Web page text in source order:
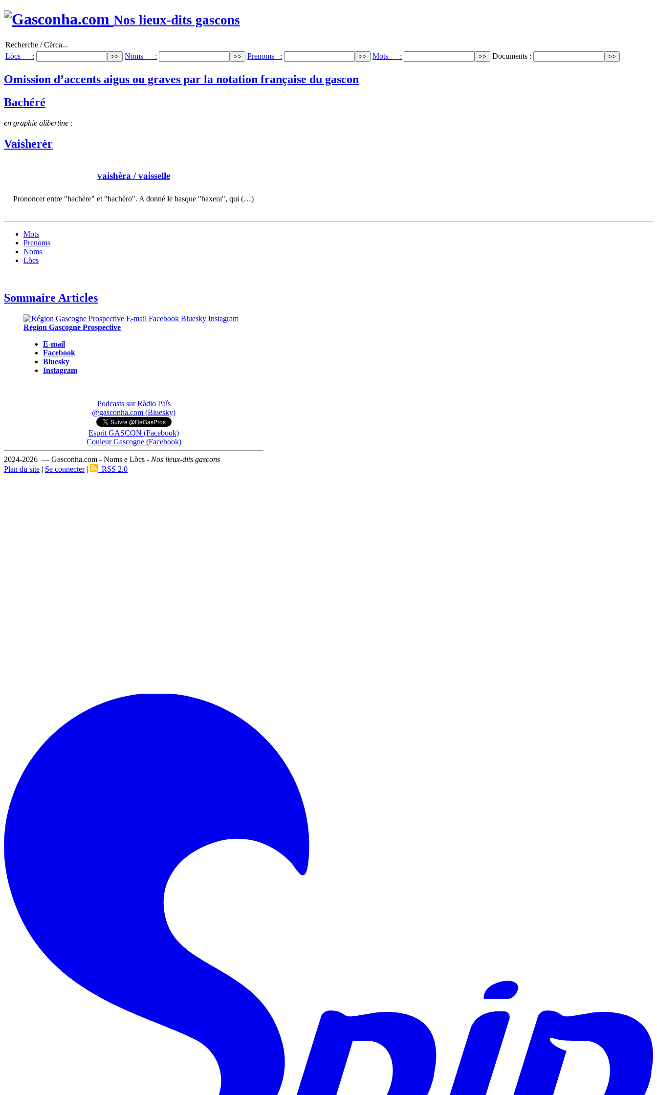
Nos lieux-dits gascons
Recherche / Cèrca...
Lòcs :
Noms : Prenoms : Mots : Documents :
Omission d’accents aigus ou graves par la notation française du gascon
Bachéré
en graphie alibertine :
Vaisherèr
vaishèra / vaisselle
Prononcer entre "bachère" et "bachèro". A donné le basque "baxera", qui (…)
Mots
Prenoms
Noms
Lòcs
Sommaire Articles
Région Gascogne Prospective
E-mail
Facebook
Bluesky
Instagram
Podcasts sur Ràdio País
@gasconha.com (Bluesky)
Esprit GASCON (Facebook)
Couleur Gascogne (Facebook)
2024-2026 — Gasconha.com - Noms e Lòcs - Nos lieux-dits gascons
Plan du site | Se connecter| RSS 2.0